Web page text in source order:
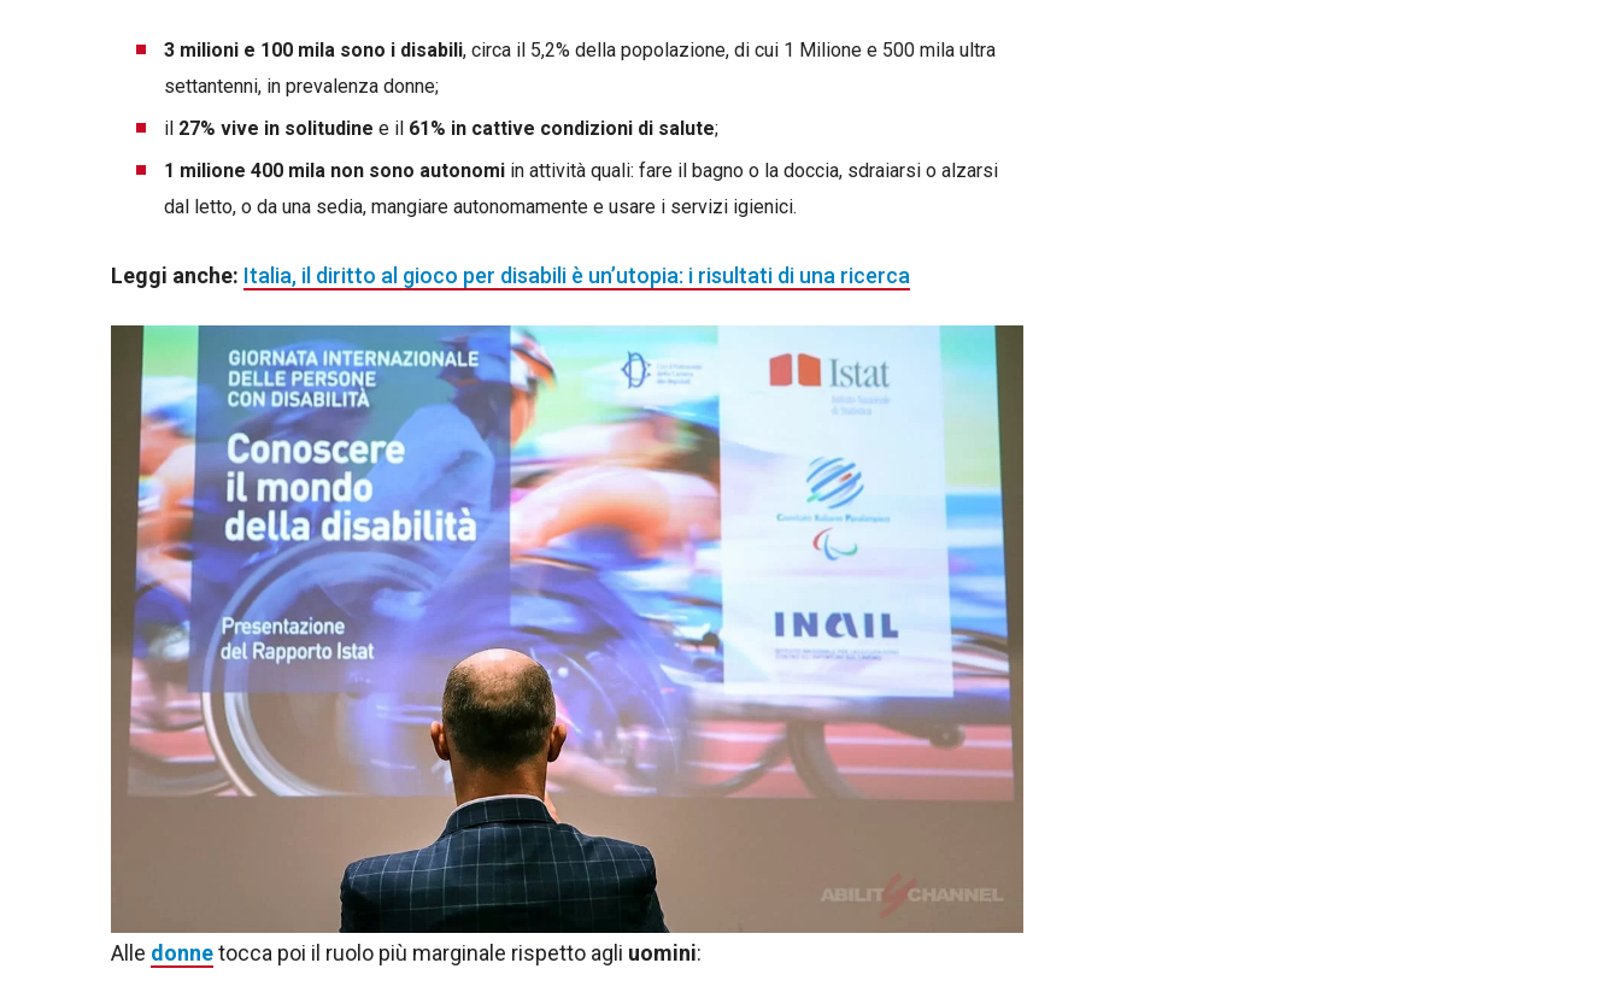
3 milioni e 100 mila sono i disabili, circa il 5,2% della popolazione, di cui 1 Milione e 500 mila ultra
settantenni, in prevalenza donne;
il 27% vive in solitudine e il 61% in cattive condizioni di salute;
1 milione 400 mila non sono autonomi in attività quali: fare il bagno o la doccia, sdraiarsi o alzarsi
dal letto, o da una sedia, mangiare autonomamente e usare i servizi igienici.
Leggi anche: Italia, il diritto al gioco per disabili è un’utopia: i risultati di una ricerca
Alle donnetocca poi il ruolo più marginale rispetto agli uomini: